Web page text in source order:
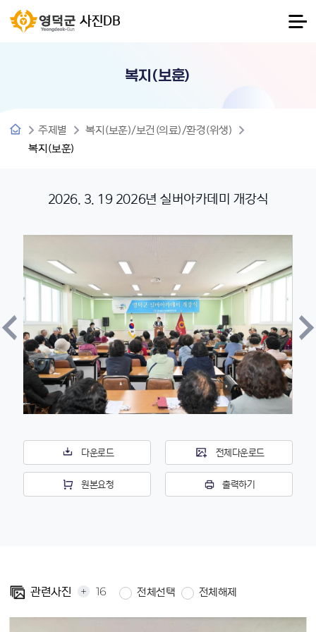
사진DB
복지(보훈)
주제별
복지(보훈)/보건(의료)/환경(위생)
복지(보훈)
2026. 3. 19 2026년 실버아카데미 개강식
다운로드 전체다운로드
원본요청 출력하기
관련사진 + 16 전체선택 전체해제